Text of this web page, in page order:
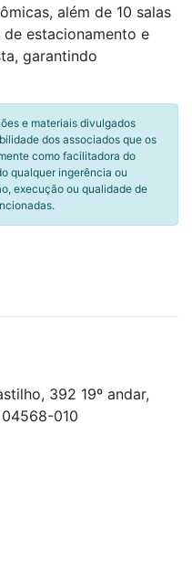
além de 10 salas
estacionamento e
garantindo
e materiais divulgados
dos associados que os
como facilitadora do
qualquer ingerência ou
execução ou qualidade de
392 19º andar,
010